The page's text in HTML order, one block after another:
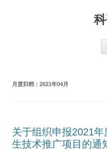
月度归档： 2021年04月
关于组织申报2021
生技术推广项目的通